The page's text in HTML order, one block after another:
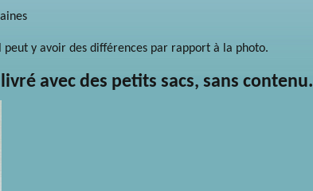
y avoir des différences par rapport à la photo.
avec des petits sacs, sans contenu.